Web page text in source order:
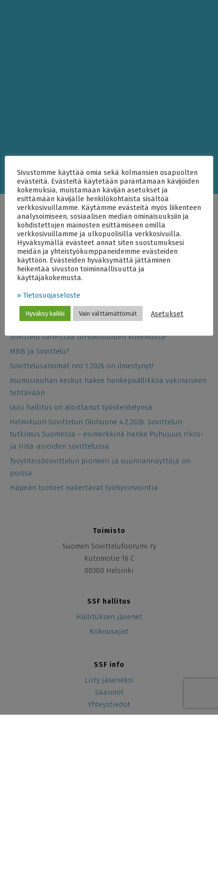
Marja Pelli
Viimeisimmät artikkelit
Asumisrauhan keskuksen (ASK) uudeksi päälliköksi valittu
Miriam Attias
Katosiko empatia verkkoon?
Sovittelu vahvistaa turvallisuuden kokemusta!
MBB ja Sovittelu?
Sovittelusanomat nro 1 2026 on ilmestynyt!
Asumisrauhan keskus hakee hankepäällikköä vakinaiseen
tehtävään
Uusi hallitus on aloittanut työskentelynsä
Helmikuun Sovittelun Olohuone 4.2.2026: Sovittelun
tutkimus Suomessa – esimerkkinä hanke Puhujuus rikos-
ja riita-asioiden sovittelussa
Työyhteisösovittelun pioneeri ja suunnannäyttäjä on
poissa
Häpeän tunteet nakertavat työhyvinvointia
Toimisto
Suomen Sovittelufoorumi ry
Kutomotie 16 C
00380 Helsinki
SSF hallitus
Hallituksen jäsenet
Kokousajat
SSF info
Liity jäseneksi
Säännöt
Yhteystiedot
Sivustomme käyttää omia sekä kolmansien osapuolten
evästeitä. Evästeitä käytetään parantamaan kävijöiden
kokemuksia, muistamaan kävijän asetukset ja
esittämään kävijälle henkilökohtaista sisältöä
verkkosivuillamme. Käytämme evästeitä myös liikenteen
analysoimiseen, sosiaalisen median ominaisuuksiin ja
kohdistettujen mainosten esittämiseen omilla
verkkosivuillamme ja ulkopuolisilla verkkosivuilla.
Hyväksymällä evästeet annat siten suostumuksesi
meidän ja yhteistyökumppaneidemme evästeiden
käyttöön. Evästeiden hyväksymättä jättäminen
heikentää sivuston toiminnallisuutta ja
käyttäjäkokemusta.
» Tietosuojaseloste
Hyväksy kaikki Vain välttämättömät Asetukset